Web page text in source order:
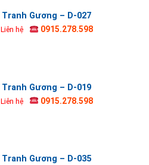
Tranh Gương – D-027
Liên hệ 0915.278.598
Tranh Gương – D-019
Liên hệ 0915.278.598
Tranh Gương – D-035